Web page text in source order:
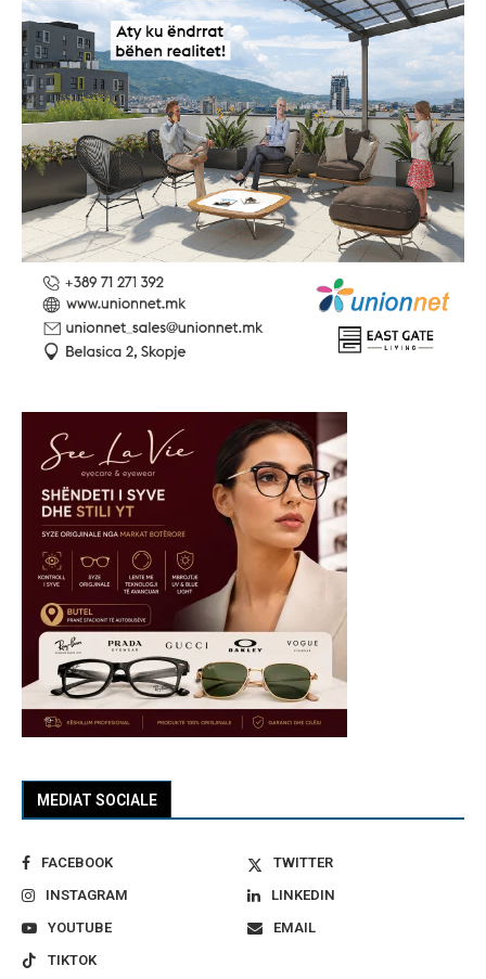
MEDIAT SOCIALE
FACEBOOK
TWITTER
INSTAGRAM
LINKEDIN
YOUTUBE
EMAIL
TIKTOK